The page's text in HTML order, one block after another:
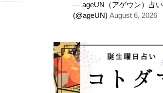
— ageUN（アゲウン）占い
(@ageUN) August 6, 2026